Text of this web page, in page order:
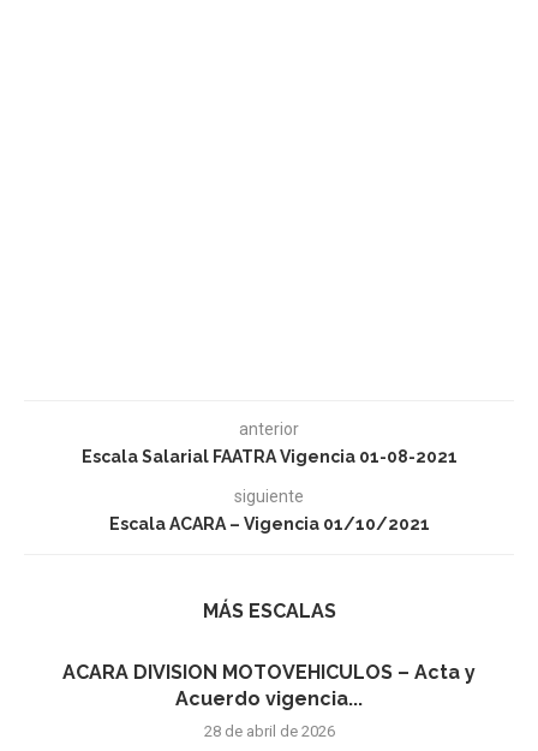
anterior
Escala Salarial FAATRA Vigencia 01-08-2021
siguiente
Escala ACARA – Vigencia 01/10/2021
MÁS ESCALAS
ACARA DIVISION MOTOVEHICULOS – Acta y
Acuerdo vigencia...
28 de abril de 2026